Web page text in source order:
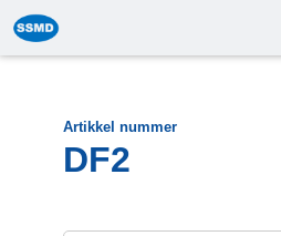
Artikkel nummer
DF2